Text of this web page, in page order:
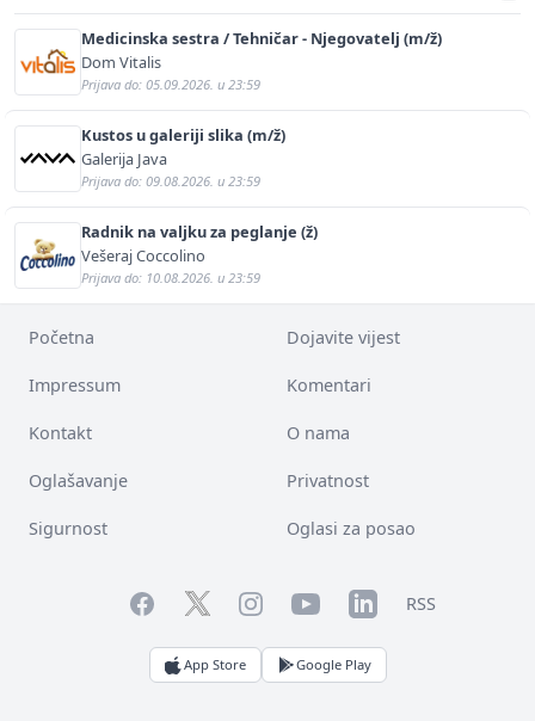
Medicinska sestra / Tehničar - Njegovatelj (m/ž)
Dom Vitalis
Prijava do: 05.09.2026. u 23:59
Kustos u galeriji slika (m/ž)
Galerija Java
Prijava do: 09.08.2026. u 23:59
Radnik na valjku za peglanje (ž)
Vešeraj Coccolino
Prijava do: 10.08.2026. u 23:59
Početna Dojavite vijest
Impressum Komentari
Kontakt O nama
Oglašavanje Privatnost
Sigurnost Oglasi za posao
FacebookTwitterInstagramYouTubeLinkedInRSS
App Store Google Play